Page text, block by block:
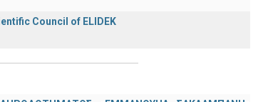
Council of ELIDEK